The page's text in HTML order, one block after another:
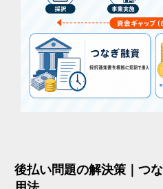
後払い問題の解決策｜つ